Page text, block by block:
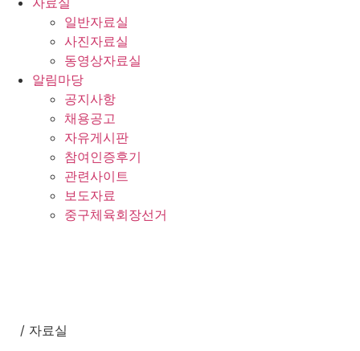
일반자료실
사진자료실
동영상자료실
알림마당
공지사항
채용공고
자유게시판
참여인증후기
관련사이트
보도자료
중구체육회장선거
/ 자료실